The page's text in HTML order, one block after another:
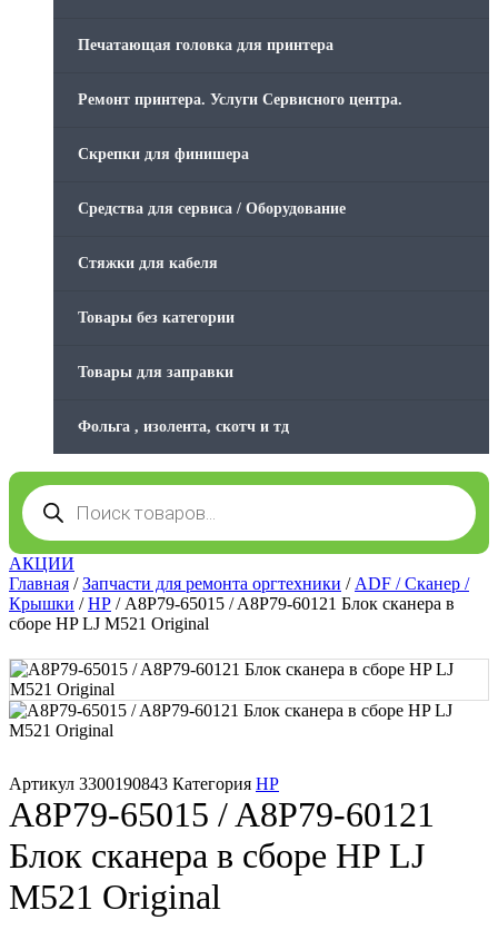
Печатающая головка для принтера
Ремонт принтера. Услуги Сервисного центра.
Скрепки для финишера
Средства для сервиса / Оборудование
Стяжки для кабеля
Товары без категории
Товары для заправки
Фольга , изолента, скотч и тд
Поиск
товаров
АКЦИИ
Главная /Запчасти для ремонта оргтехники / ADF / Сканер /
Крышки /HP / A8P79-65015 / A8P79-60121 Блок сканера в
сборе HP LJ M521 Original
Артикул 3300190843 Категория HP
A8P79-65015 / A8P79-60121
Блок сканера в сборе HP LJ
M521 Original